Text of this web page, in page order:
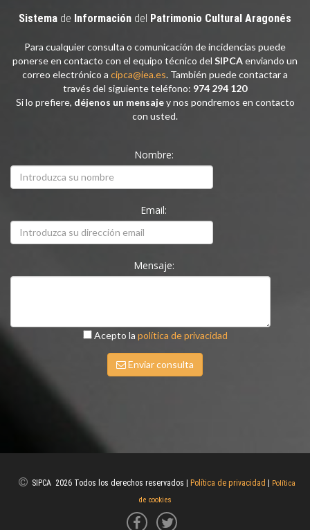
Sistema de Información del Patrimonio Cultural Aragonés
Para cualquier consulta o comunicación de incidencias puede
ponerse en contacto con el equipo técnico del SIPCAenviando un
correo electrónico a cipca@iea.es. También puede contactar a
través del siguiente teléfono: 974 294 120
Si lo prefiere, déjenos un mensajey nos pondremos en contacto
con usted.
Nombre:
Email:
Mensaje:
Acepto la política de privacidad
Enviar consulta
SIPCA 2026 Todos los derechos reservados | Política de privacidad | Política
de cookies